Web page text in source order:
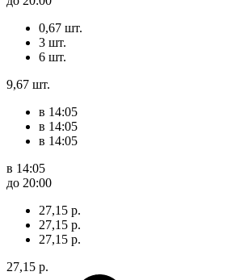
0,67 шт.
3 шт.
6 шт.
9,67 шт.
в 14:05
в 14:05
в 14:05
в 14:05
до 20:00
27,15 р.
27,15 р.
27,15 р.
27,15 р.